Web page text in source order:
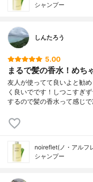
シャンプー
しんたろう
5.00
まるで髪の香水！めち
友人が使ってて良いよと勧
く良いでです！しつこすぎ
するので髪の香水って感じ
noireflet(ノ・アルフ
シャンプー